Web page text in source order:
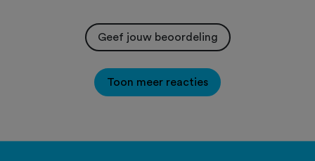
Geef jouw beoordeling
Toon meer reacties